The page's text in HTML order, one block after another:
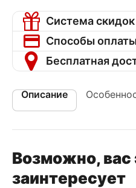
Система скидок
Способы
Бесплатная
Описание
Возможно, вас
заинтересует